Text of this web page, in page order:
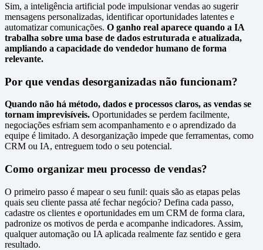
Sim, a inteligência artificial pode impulsionar vendas ao sugerir
mensagens personalizadas, identificar oportunidades latentes e
automatizar comunicações. O ganho real aparece quando a IA
trabalha sobre uma base de dados estruturada e atualizada,
ampliando a capacidade do vendedor humano de forma
relevante.
Por que vendas desorganizadas não funcionam?
Quando não há método, dados e processos claros, as vendas se
tornam imprevisíveis. Oportunidades se perdem facilmente,
negociações esfriam sem acompanhamento e o aprendizado da
equipe é limitado. A desorganização impede que ferramentas, como
CRM ou IA, entreguem todo o seu potencial.
Como organizar meu processo de vendas?
O primeiro passo é mapear o seu funil: quais são as etapas pelas
quais seu cliente passa até fechar negócio? Defina cada passo,
cadastre os clientes e oportunidades em um CRM de forma clara,
padronize os motivos de perda e acompanhe indicadores. Assim,
qualquer automação ou IA aplicada realmente faz sentido e gera
resultado.